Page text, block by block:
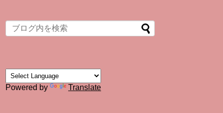
Powered by Translate